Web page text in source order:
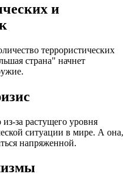
и
террористических
страна" начнет
за растущего уровня
ситуации в мире. А она,
напряженной.